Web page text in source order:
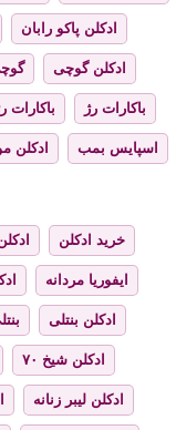
ادکلن پاکو رابان
ادکلن گوچی
باکارات رژ باکارات
اسپایس بمب ادکلن
خرید ادکلن
ایفوریا مردانه
ادکلن بنتلی
ادکلن شیخ ۷۰
ادکلن لیبر زنانه